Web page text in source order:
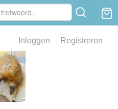
Inloggen Registreren